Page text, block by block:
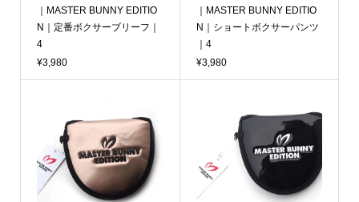
｜MASTER BUNNY EDITIO
N｜定番ボクサーブリーフ｜
4
¥3,980
｜MASTER BUNNY EDITIO
N｜ショートボクサーパンツ
｜4
¥3,980